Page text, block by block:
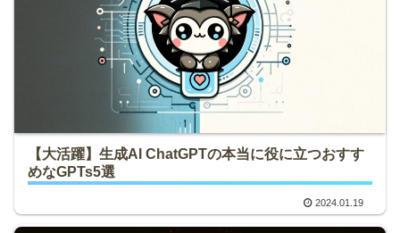
【大活躍】生成AI ChatGPTの本当に役に立つおすす
めなGPTs5選
2024.01.19